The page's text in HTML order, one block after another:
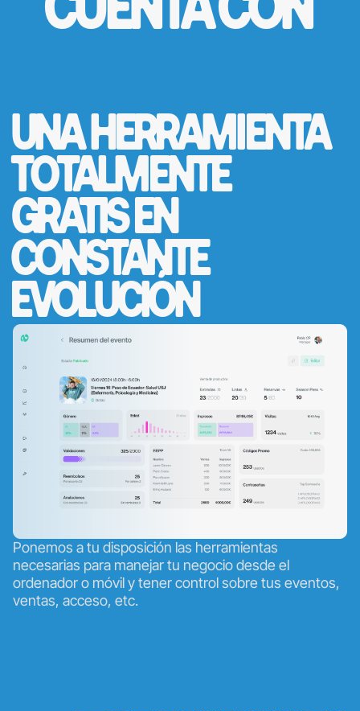
CUENTA CON
UNA HERRAMIENTA
TOTALMENTE
GRATISEN
CONSTANTE
EVOLUCIÓN
Ponemos a tu disposición las herramientas
necesarias para manejar tu negocio desde el
ordenador o móvil y tener control sobre tus eventos,
ventas, acceso, etc.